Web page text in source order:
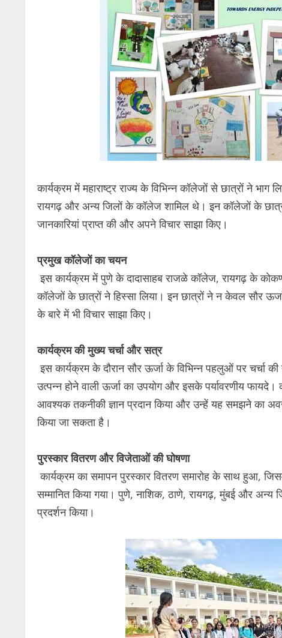
कार्यक्रम में महाराष्ट्र राज्य के विभिन्न कॉलेजों से छात्रों ने
रायगढ़ और अन्य जिलों के कॉलेज शामिल थे। इन कॉलेजों के
जानकारियां प्राप्त की और अपने विचार साझा किए।
प्रमुख कॉलेजों का चयन
इस कार्यक्रम में पुणे के दादासाहब राजळे कॉलेज, रायगढ़ के
कॉलेजों के छात्रों ने हिस्सा लिया। इन छात्रों ने न केवल सौर
के बारे में भी विचार साझा किए।
कार्यक्रम की मुख्य चर्चा और सत्र
इस कार्यक्रम के दौरान सौर ऊर्जा के विभिन्न पहलुओं पर चर्चा
उत्पन्न होने वाली ऊर्जा का उपयोग और इसके पर्यावरणीय
आवश्यक तकनीकी ज्ञान प्रदान किया और उन्हें यह समझने का
किया जा सकता है।
पुरस्कार वितरण और विजेताओं की घोषणा
कार्यक्रम का समापन पुरस्कार वितरण समारोह के साथ हुआ,
सम्मानित किया गया। पुणे, नाशिक, ठाणे, रायगढ़, मुंबई और अन्य
प्रदर्शन किया।